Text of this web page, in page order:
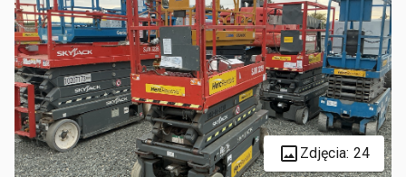
Zdjęcia: 24